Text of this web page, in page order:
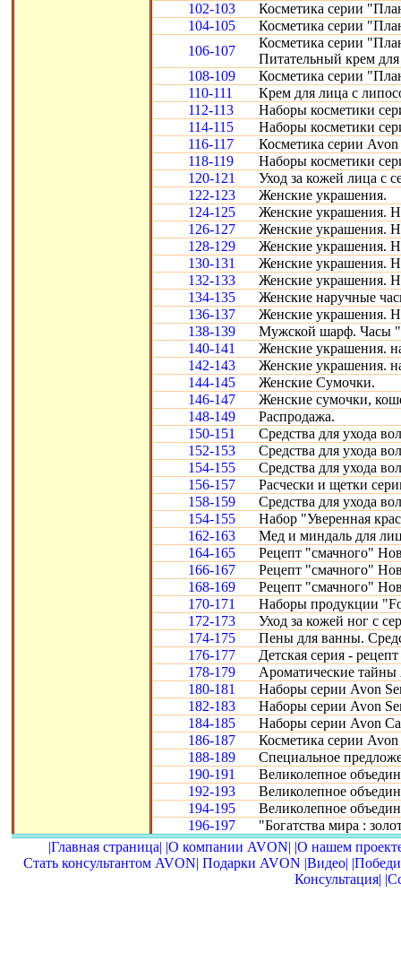
102-103
Косметика серии
104-105
Косметика серии
106-107
Косметика серии
Питательный крем для
108-109
Косметика серии
110-111
Крем для лица с
112-113
Наборы косметики
114-115
Наборы косметики
116-117
Косметика серии Avon
118-119
Наборы косметики
120-121
Уход за кожей лица с
122-123
Женские украшения.
124-125
Женские украшения.
126-127
Женские украшения.
128-129
Женские украшения.
130-131
Женские украшения.
132-133
Женские украшения.
134-135
Женские наручные
136-137
Женские украшения.
138-139
Мужской шарф. Часы
140-141
Женские украшения.
142-143
Женские украшения.
144-145
Женские Сумочки.
146-147
Женские сумочки,
148-149
Распродажа.
150-151
Средства для ухода
152-153
Средства для ухода
154-155
Средства для ухода
156-157
Расчески и щетки
158-159
Средства для ухода
154-155
Набор "Уверенная
162-163
Мед и миндаль для
164-165
Рецепт "смачного"
166-167
Рецепт "смачного"
168-169
Рецепт "смачного"
170-171
Наборы продукции
172-173
Уход за кожей ног с
174-175
Пены для ванны.
176-177
Детская серия -
178-179
Ароматические тайны
180-181
Наборы серии Avon
182-183
Наборы серии Avon
184-185
Наборы серии Avon
186-187
Косметика серии Avon
188-189
Специальное
190-191
Великолепное
192-193
Великолепное
194-195
Великолепное
196-197
"Богатства мира :
|Главная страница| |О компании AVON| |О нашем
Стать консультантом AVON| Подарки AVON |Видео|
Консультация|